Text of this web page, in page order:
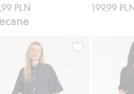
PLN
199,99
mieszanki modalu, Dodaj do
Luźna